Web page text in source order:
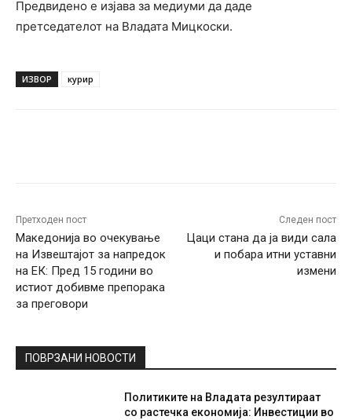
Предвидено е изјава за медиуми да даде
претседателот на Владата Мицкоски.
ИЗВОР курир
Претходен пост
Македонија во очекување
на Извештајот за напредок
на ЕК: Пред 15 години во
истиот добивме препорака
за преговори
Следен пост
Цаци стана да ја види сала
и побара итни уставни
измени
ПОВРЗАНИ НОВОСТИ
Политиките на Владата резултираат
со растечка економија: Инвестиции во